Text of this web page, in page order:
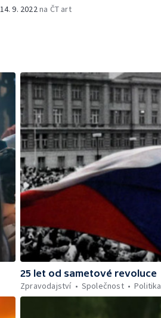
14. 9. 2022 na ČT art
25 let od sametové revoluce
Zpravodajství
Společnost Politika